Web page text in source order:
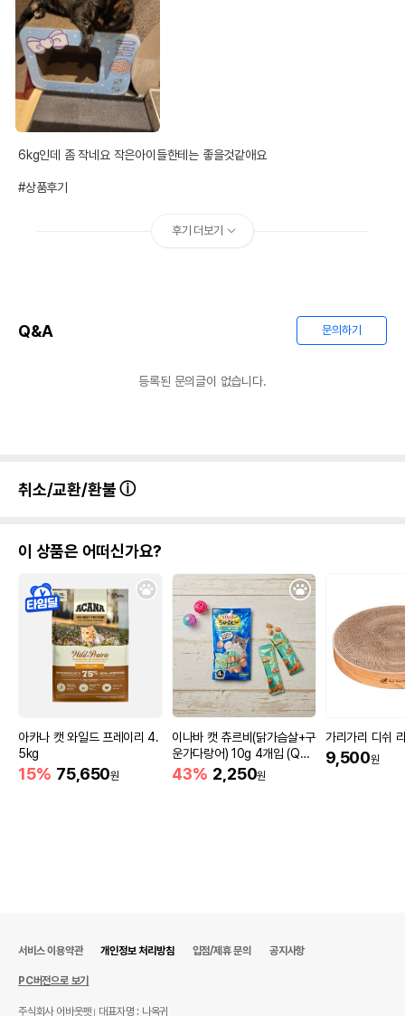
6kg인데 좀 작네요 작은아이들한테는 좋을것같애요
#상품후기
후기 더보기
Q&A 문의하기
등록된 문의글이 없습니다.
취소/교환/환불
이 상품은 어떠신가요?
아카나 캣 와일드 프레이리 4.
5kg
15% 75,650원
이나바 캣 츄르비(닭가슴살+구
운가다랑어) 10g 4개입 (QS
C-273)
43% 2,250원
가리가리 디쉬
9,500원
서비스 이용약관 개인정보 처리방침 입점/제휴 문의 공지사항
PC버전으로 보기
주식회사 어바웃펫 대표자명 : 나옥귀